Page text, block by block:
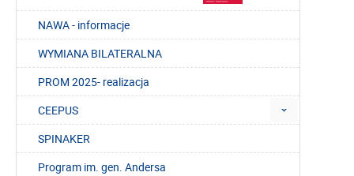
NAWA - informacje
WYMIANA BILATERALNA
PROM 2025- realizacja
CEEPUS
SPINAKER
Program im. gen. Andersa